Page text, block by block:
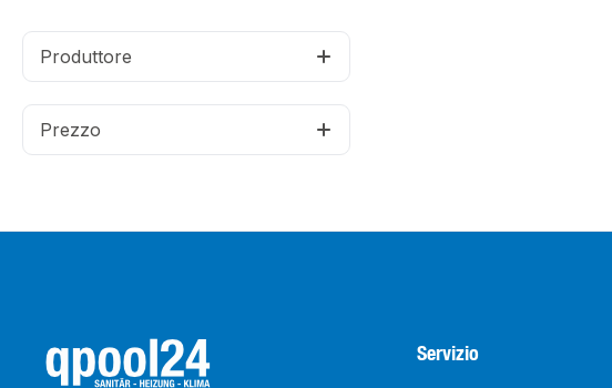
Produttore
Prezzo
Servizio